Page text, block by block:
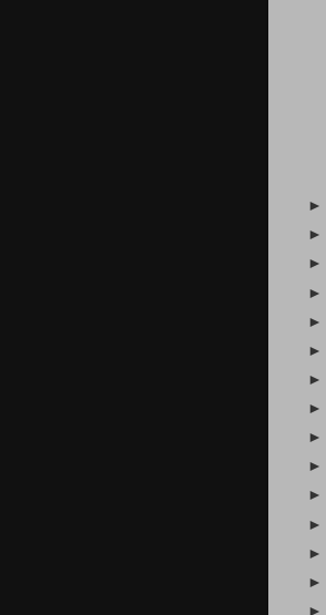
►
►
►
►
►
►
►
►
►
►
►
►
►
►
►